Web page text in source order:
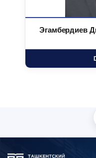
Эгамбердиев